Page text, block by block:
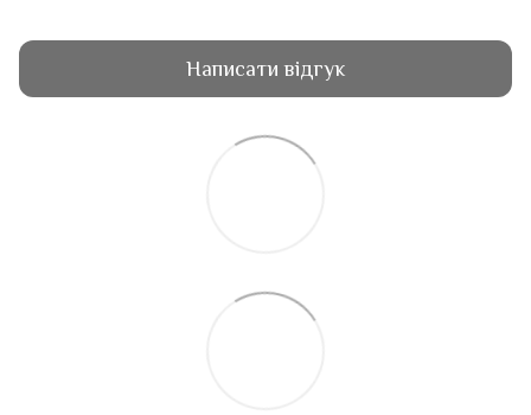
Написати відгук